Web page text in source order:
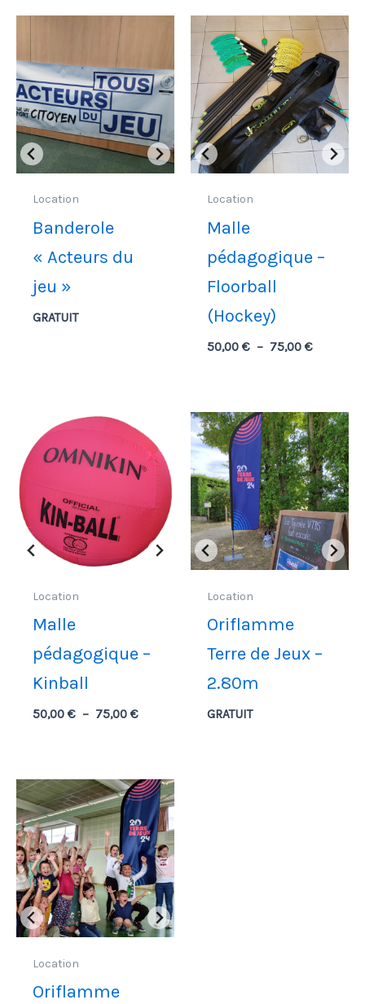
Location
Banderole
« Acteurs du
jeu »
GRATUIT
Location
Malle
pédagogique –
Floorball
(Hockey)
50,00€ – 75,00€Plage
75,00 €
Location
Malle
pédagogique –
Kinball
50,00€ – 75,00€Plage
75,00 €
Location
Oriflamme
Terre de Jeux –
2.80m
GRATUIT
Location
Oriflamme